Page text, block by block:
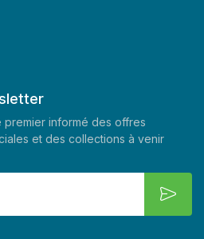
informé des offres
et des collections à venir